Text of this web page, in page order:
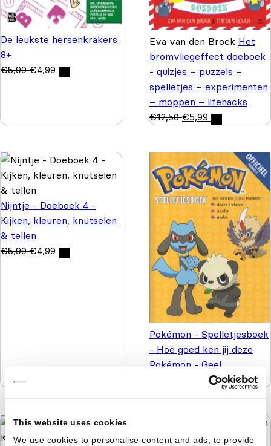
This website uses cookies
We use cookies to personalise content and ads, to provide
De leukste hersenkrakers
8+
€5,99 €4,99
Eva van den Broek Het
bromvliegeffect doeboek
- quizjes – puzzels –
spelletjes – experimenten
– moppen – lifehacks
€12,50 €5,99
Nijntje - Doeboek 4 -
Kijken, kleuren, knutselen
& tellen
€5,99 €4,99
Pokémon - Spelletjesboek
- Hoe goed ken jij deze
Pokémon - Geel